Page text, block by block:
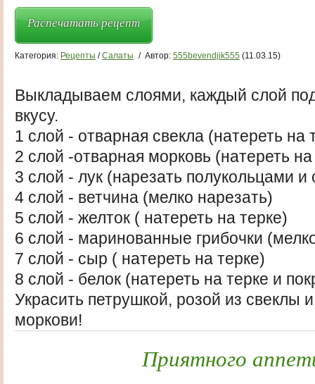
Распечатать рецепт
Категория: Рецепты /Салаты / Автор: 555bevendjik555 (11.03.15)
Выкладываем слоями, каждый слой
вкусу.
1 слой - отварная свекла (натереть на
2 слой -отварная морковь (натереть
3 слой - лук (нарезать полукольцами
4 слой - ветчина (мелко нарезать)
5 слой - желток ( натереть на терке)
6 слой - маринованные грибочки
7 слой - сыр ( натереть на терке)
8 слой - белок (натереть на терке и
Украсить петрушкой, розой из свеклы
моркови!
Приятного